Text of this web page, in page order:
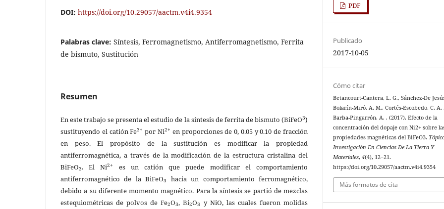
DOI: https://doi.org/10.29057/aactm.v4i4.9354
Palabras clave: Síntesis, Ferromagnetismo, Antiferromagnetismo, Ferrita
de bismuto, Sustitución
Resumen
En este trabajo se presenta el estudio de la síntesis de ferrita de bismuto (BiFeO3)
sustituyendo el catión Fe3+ por Ni2+ en proporciones de 0, 0.05 y 0.10 de fracción
en peso. El propósito de la sustitución es modificar la propiedad
antiferromagnética, a través de la modificación de la estructura cristalina del
BiFeO3. El Ni2+
es un catión que puede modificar el comportamiento
antiferromagnético de la BiFeO3
hacia un comportamiento ferromagnético,
debido a su diferente momento magnético. Para la síntesis se partió de mezclas
estequiométricas de polvos de Fe2O3, Bi2O3
y NiO, las cuales fueron molidas
PDF
Publicado
2017-10-05
Cómo citar
Betancourt-Cantera, L. G., Sánchez-De
Bolarín-Miró, A. M., Cortés-Escobedo, C. A.
Barba-Pingarrón, A. . (2017). Efecto de la
concentración del dopaje con Ni2+ sobre
propiedades magnéticas del BiFeO3.
Investigación En Ciencias De La Tierra Y
Materiales,4(4), 12–21.
https://doi.org/10.29057/aactm.v4i4.9354
Más formatos de cita